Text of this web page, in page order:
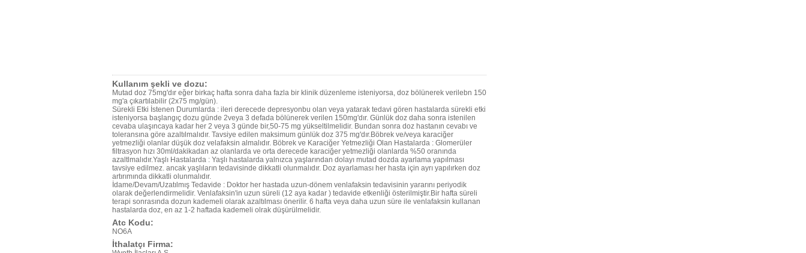
Kullanım şekli ve dozu:
Mutad doz 75mg'dır eğer birkaç hafta sonra daha fazla bir klinik düzenleme isteniyorsa, doz bölünerek verilebn 150
mg'a çıkartılabilir (2x75 mg/gün).
Sürekli Etki İstenen Durumlarda : ileri derecede depresyonbu olan veya yatarak tedavi gören hastalarda sürekli etki
isteniyorsa başlangıç dozu günde 2veya 3 defada bölünerek verilen 150mg'dır. Günlük doz daha sonra istenilen
cevaba ulaşıncaya kadar her 2 veya 3 günde bir,50-75 mg yükseltilmelidir. Bundan sonra doz hastanın cevabı ve
toleransına göre azaltılmalıdır. Tavsiye edilen maksimum günlük doz 375 mg'dır.Böbrek ve/veya karaciğer
yetmezliği olanlar düşük doz velafaksin almalıdır. Böbrek ve Karaciğer Yetmezliği Olan Hastalarda : Glomerüler
filtrasyon hızı 30ml/dakikadan az olanlarda ve orta derecede karaciğer yetmezliği olanlarda %50 oranında
azaltlmalıdır.Yaşlı Hastalarda : Yaşlı hastalarda yalnızca yaşlarından dolayı mutad dozda ayarlama yapılması
tavsiye edilmez. ancak yaşlıların tedavisinde dikkatli olunmalıdır. Doz ayarlaması her hasta için ayrı yapılırken doz
artırımında dikkatli olunmalıdır.
İdame/Devam/Uzatılmış Tedavide : Doktor her hastada uzun-dönem venlafaksin tedavisinin yararını periyodik
olarak değerlendirmelidir. Venlafaksin'in uzun süreli (12 aya kadar ) tedavide etkenliği österilmiştir.Bir hafta süreli
terapi sonrasında dozun kademeli olarak azaltılması önerilir. 6 hafta veya daha uzun süre ile venlafaksin kullanan
hastalarda doz, en az 1-2 haftada kademeli olrak düşürülmelidir.
Atc Kodu:
NO6A
İthalatçı Firma: